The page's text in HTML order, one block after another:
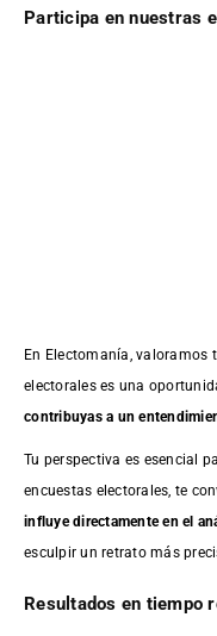
Participa en nuestras
En Electomanía, valoramos
electorales es una
contribuyas a un
Tu perspectiva es esencial
encuestas electorales, te
influye directamente en el
esculpir un retrato más
Resultados en tiempo